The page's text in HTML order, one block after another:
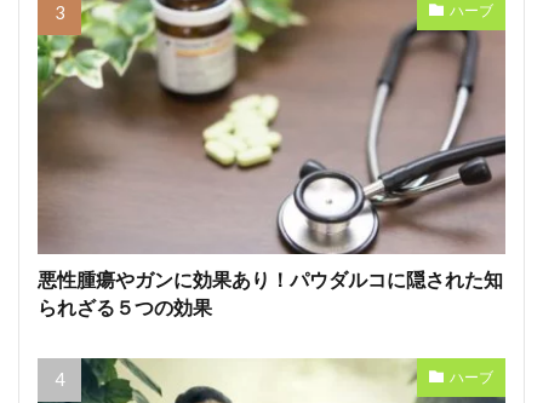
ハーブ
悪性腫瘍やガンに効果あり！パウダルコに隠された知
られざる５つの効果
ハーブ